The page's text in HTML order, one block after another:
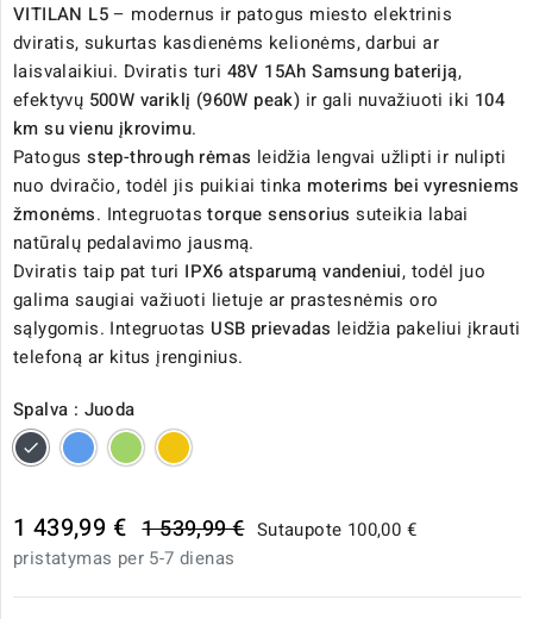
VITILAN L5– modernus ir patogus miesto elektrinis
dviratis, sukurtas kasdienėms kelionėms, darbui ar
laisvalaikiui. Dviratis turi 48V 15Ah Samsung bateriją,
efektyvų 500W variklį (960W peak) ir gali nuvažiuoti iki 104
km su vienu įkrovimu.
Patogusstep-through rėmas leidžia lengvai užlipti ir nulipti
nuo dviračio, todėl jis puikiai tinka moterims bei vyresniems
žmonėms. Integruotastorque sensorius suteikia labai
natūralų pedalavimo jausmą.
Dviratis taip pat turi IPX6 atsparumą vandeniui, todėl juo
galima saugiai važiuoti lietuje ar prastesnėmis oro
sąlygomis. Integruotas USB prievadas leidžia pakeliui įkrauti
telefoną ar kitus įrenginius.
Spalva : Juoda
JuodaMėlynaŽalia Geltona
1 439,99 € 1 539,99 € Sutaupote 100,00 €
pristatymas per 5-7 dienas